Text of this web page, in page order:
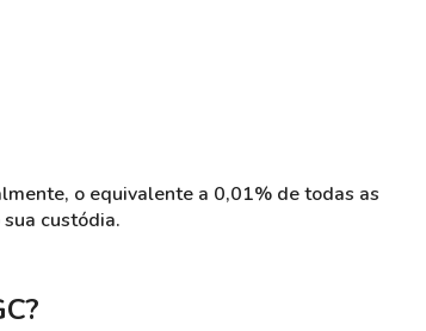
o equivalente a 0,01% de todas as
custódia.